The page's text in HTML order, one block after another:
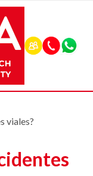
viales?